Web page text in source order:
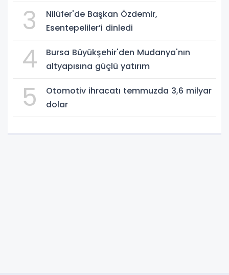
3
Nilüfer'de Başkan Özdemir,
Esentepeliler’i dinledi
4
Bursa Büyükşehir'den Mudanya'nın
altyapısına güçlü yatırım
5
Otomotiv ihracatı temmuzda 3,6 milyar
dolar